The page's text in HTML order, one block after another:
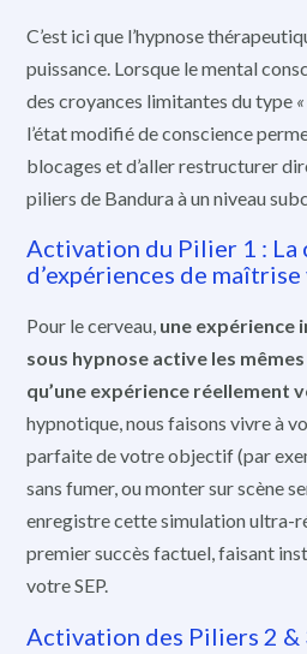
C’est ici que l’hypnose
puissance. Lorsque le mental
des croyances limitantes du type
l’état modifié de conscience
blocages et d’aller restructurer
piliers de Bandura à un niveau
Activation du Pilier 1 : La
d’expériences de
Pour le cerveau, une expérience
sous hypnose active les
qu’une expérience réellement
hypnotique, nous faisons vivre à
parfaite de votre objectif (par
sans fumer, ou monter sur scène
enregistre cette simulation ultra-
premier succès factuel, faisant
votre SEP.
Activation des Piliers 2 &